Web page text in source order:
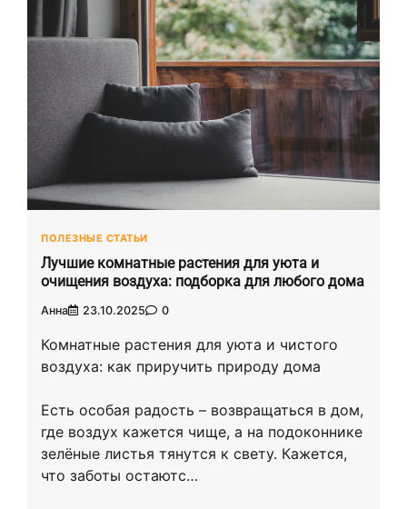
ПОЛЕЗНЫЕ СТАТЬИ
Лучшие комнатные растения для уюта и
очищения воздуха: подборка для любого дома
Анна 23.10.2025 0
Комнатные растения для уюта и чистого
воздуха: как приручить природу дома
Есть особая радость – возвращаться в дом,
где воздух кажется чище, а на подоконнике
зелёные листья тянутся к свету. Кажется,
что заботы остаютс…